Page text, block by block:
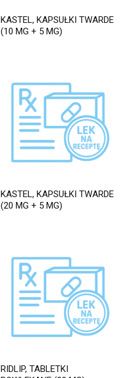
KASTEL, KAPSUŁKI TWARDE
(10 MG + 5 MG)
KASTEL, KAPSUŁKI TWARDE
(20 MG + 5 MG)
RIDLIP, TABLETKI